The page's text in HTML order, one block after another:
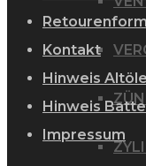
Kontakt
Hinweis
Hinweis
Impressum